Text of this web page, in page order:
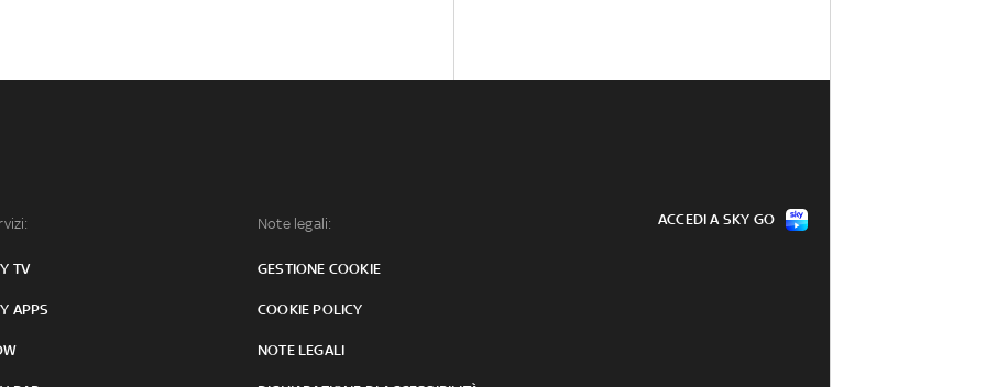
TV
APPS
Note legali:
GESTIONE COOKIE
COOKIE POLICY
NOTE LEGALI
ACCEDI A SKY GO